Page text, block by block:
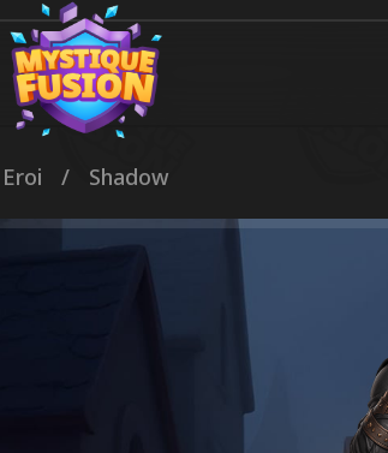
Eroi / Shadow